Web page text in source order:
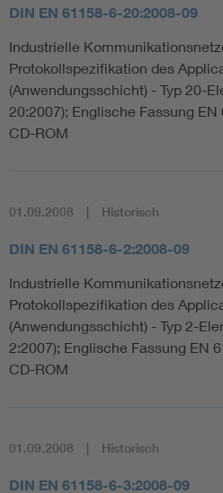
DIN EN 61158-6-20:2008-09
Industrielle
Protokollspezifikation des
(Anwendungsschicht) - Typ 20-
20:2007); Englische Fassung
CD-ROM
01.09.2008 Historisch
DIN EN 61158-6-2:2008-09
Industrielle
Protokollspezifikation des
(Anwendungsschicht) - Typ 2-
2:2007); Englische Fassung EN
CD-ROM
01.09.2008 Historisch
DIN EN 61158-6-3:2008-09